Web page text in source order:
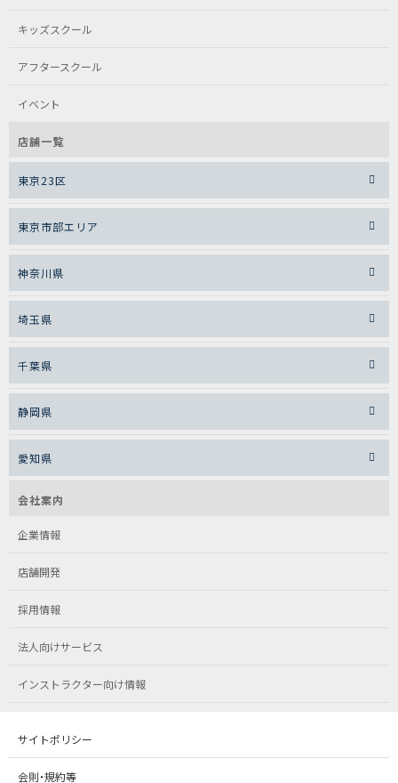
キッズスクール
アフタースクール
イベント
店舗一覧
東京23区
東京市部エリア
神奈川県
埼玉県
千葉県
静岡県
愛知県
会社案内
企業情報
店舗開発
採用情報
法人向けサービス
インストラクター向け情報
サイトポリシー
会則・規約等